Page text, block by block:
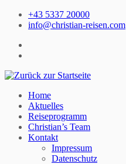
Zum
Inhalt
+43 5337 20000
info@christian-reisen.com
Home
Aktuelles
Reiseprogramm
Christian’s Team
Kontakt
Impressum
Datenschutz